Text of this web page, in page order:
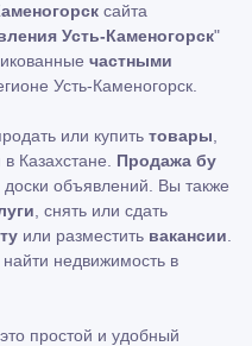
сайта
Усть-Каменогорск"
частными
Усть-Каменогорск.
или купить товары
в Казахстане. Продажа бу
объявлений. Вы также
, снять или сдать
или разместить вакансии
недвижимость в
, это простой и удобный